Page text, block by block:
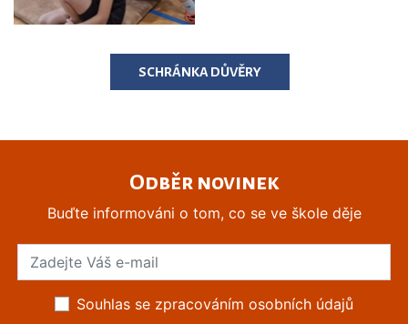
SCHRÁNKA DŮVĚRY
Odběr novinek
Buďte informováni o tom, co se ve škole děje
Souhlas se zpracováním osobních údajů